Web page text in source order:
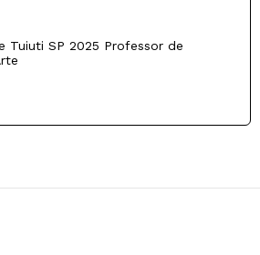
Tuiuti SP 2025 Professor de